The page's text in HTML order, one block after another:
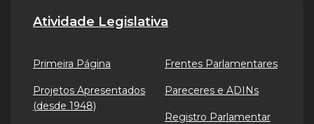
Atividade Legislativa
Primeira Página
Projetos Apresentados
(desde 1948)
Frentes Parlamentares
Pareceres e ADINs
Registro Parlamentar